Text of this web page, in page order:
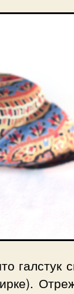
галстук